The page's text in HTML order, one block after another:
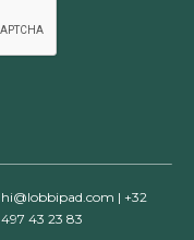
hi@lobbipad.com | +32
497 43 23 83